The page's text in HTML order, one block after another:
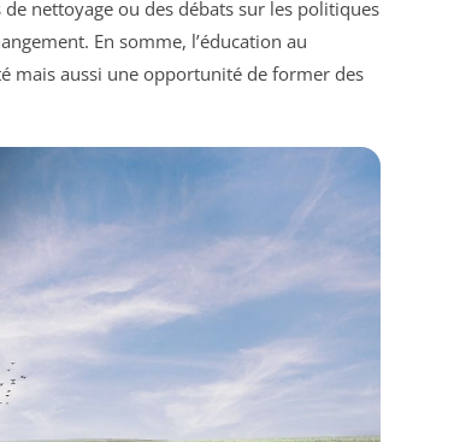
nettoyage ou des débats sur les politiques
En somme, l’éducation au
mais aussi une opportunité de former des